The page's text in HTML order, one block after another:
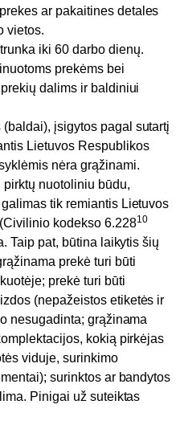
ar pakaitines detales
vietos.
iki 60 darbo dienų.
prekėms bei
dalims ir baldiniui
įsigytos pagal sutartį
Lietuvos Respublikos
nėra grąžinami.
nuotoliniu būdu,
tik remiantis Lietuvos
kodekso 6.22810
Taip pat, būtina laikytis šių
prekė turi būti
prekė turi būti
(nepažeistos etiketės ir
nesugadinta; grąžinama
kokią pirkėjas
viduje, surinkimo
surinktos ar bandytos
Pinigai už suteiktas